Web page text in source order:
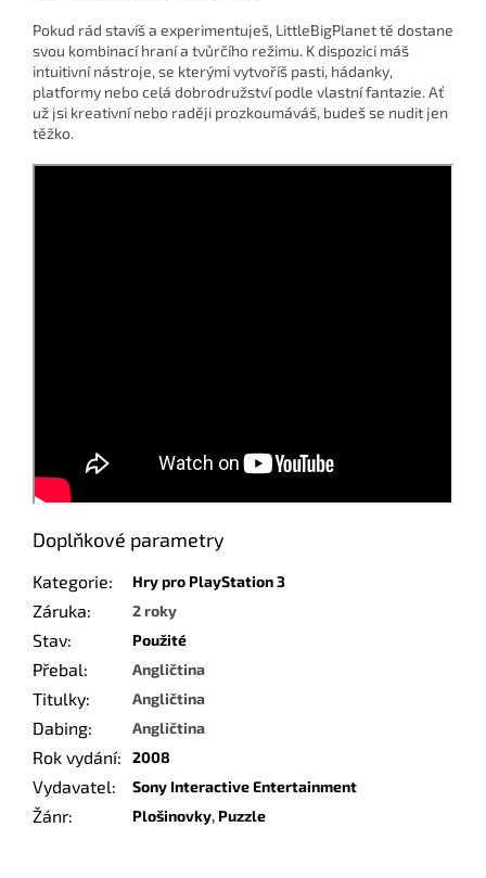
Pokud rád stavíš a experimentuješ, LittleBigPlanet tě dostane
svou kombinací hraní a tvůrčího režimu. K dispozici máš
intuitivní nástroje, se kterými vytvoříš pasti, hádanky,
platformy nebo celá dobrodružství podle vlastní fantazie. Ať
už jsi kreativní nebo raději prozkoumáváš, budeš se nudit jen
těžko.
Doplňkové parametry
Kategorie: Hry pro PlayStation 3
Záruka: 2 roky
Stav: Použité
Přebal: Angličtina
Titulky: Angličtina
Dabing: Angličtina
Rok vydání: 2008
Vydavatel: Sony Interactive Entertainment
Žánr: Plošinovky, Puzzle